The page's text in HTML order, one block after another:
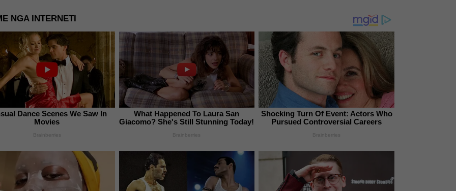
NGA INTERNETI
Dance Scenes We Saw In
Movies
Brainberries
What Happened To Laura San
Giacomo? She's Still Stunning Today!
Brainberries
Shocking Turn Of Event: Actors Who
Pursued Controversial Careers
Brainberries